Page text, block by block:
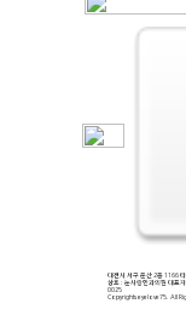
대전시 서구 둔산 2동 1166
상호 : 눈사랑안과의원 대표
0025
Copyrights eyelove75. All